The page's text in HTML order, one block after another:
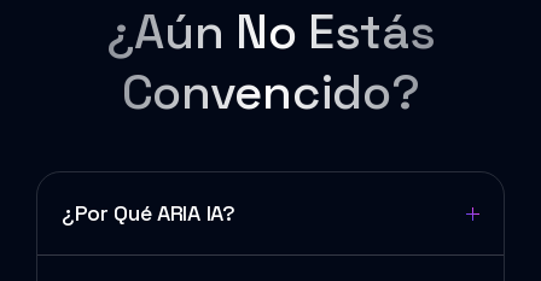
¿Aún No Estás
Convencido?
¿Por Qué ARIA IA?